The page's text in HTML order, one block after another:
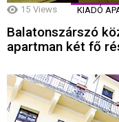
15 Views KIADÓ
Balatonszárszó
apartman két fő